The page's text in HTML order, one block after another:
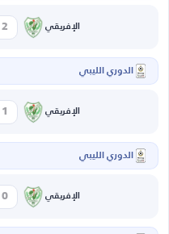
الإفريقي 2
الدوري الليبي
الإفريقي 1
الدوري الليبي
الإفريقي 0